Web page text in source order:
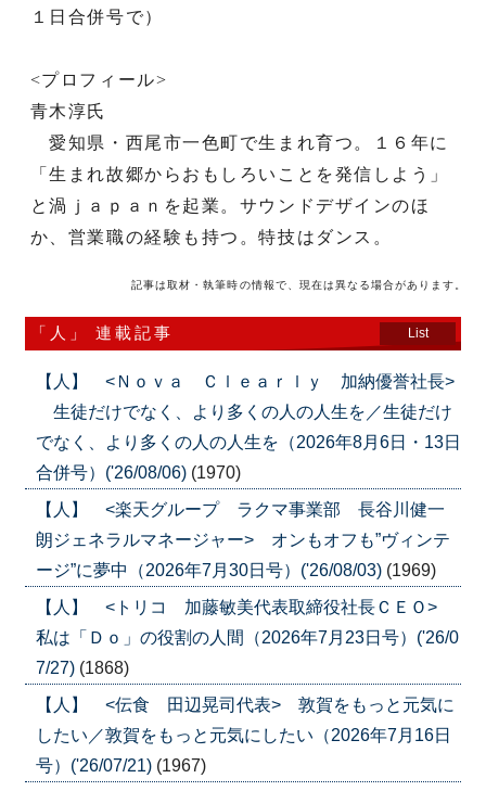
１日合併号で）
<プロフィール>
青木淳氏
愛知県・西尾市一色町で生まれ育つ。１６年に
「生まれ故郷からおもしろいことを発信しよう」
と渦ｊａｐａｎを起業。サウンドデザインのほ
か、営業職の経験も持つ。特技はダンス。
記事は取材・執筆時の情報で、現在は異なる場合があります。
「人」 連載記事 List
【人】 <Ｎｏｖａ Ｃｌｅａｒｌｙ 加納優誉社長>
生徒だけでなく、より多くの人の人生を／生徒だけ
でなく、より多くの人の人生を（2026年8月6日・13日
合併号）('26/08/06) (1970)
【人】 <楽天グループ ラクマ事業部 長谷川健一
朗ジェネラルマネージャー> オンもオフも”ヴィンテ
ージ”に夢中（2026年7月30日号）('26/08/03) (1969)
【人】 <トリコ 加藤敏美代表取締役社長ＣＥＯ>
私は「Ｄｏ」の役割の人間（2026年7月23日号）('26/0
7/27) (1868)
【人】 <伝食 田辺晃司代表> 敦賀をもっと元気に
したい／敦賀をもっと元気にしたい（2026年7月16日
号）('26/07/21) (1967)